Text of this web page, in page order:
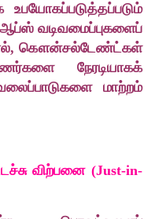
வடிவமைப்புகளைப்
கௌன்சல்டேண்ட்கள்
நேரடியாகக்
மாற்றம்
விற்பனை (Just-in-